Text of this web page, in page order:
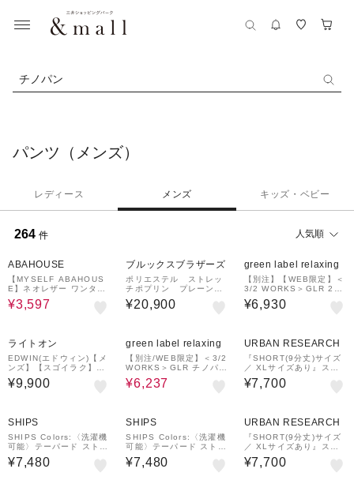
チノパン
パンツ（メンズ）
レディース メンズ キッズ・ベビー
264 件 人気順
ABAHOUSE
【MYSELF ABAHOUS
E】ネオレザー ワンタッ
ク スリム テーパード パ
¥3,597
ブルックスブラザーズ
ポリエステル ストレッ
チポプリン プレーンフ
ロント チノパンツ Sli
m
¥20,900
green label relaxing
【別注】【WEB限定】＜
3/2 WORKS＞GLR 2プ
リーツ チノパンツ
¥6,930
ライトオン
EDWIN(エドウィン)【メ
ンズ】【スゴイラク】
「JERSEYS」チノパン
ツ
¥9,900
green label relaxing
【別注/WEB限定】＜3/2
WORKS＞GLR チノパン
ツ -ストレッチ-
¥6,237
URBAN RESEARCH
『SHORT(9分丈)サイズ
／ XLサイズあり』スリ
ムストレッチテーパード
チノパンツ
¥7,700
SHIPS
SHIPS Colors:〈洗濯機
可能〉テーパード ストレ
ッチ ライト チノパンツ
◇
¥7,480
SHIPS
SHIPS Colors:〈洗濯機
可能〉テーパード ストレ
ッチ ライト チノパンツ
◇
¥7,480
URBAN RESEARCH
『SHORT(9分丈)サイズ
／ XLサイズあり』スリ
ムストレッチテーパード
チノパンツ
¥7,700